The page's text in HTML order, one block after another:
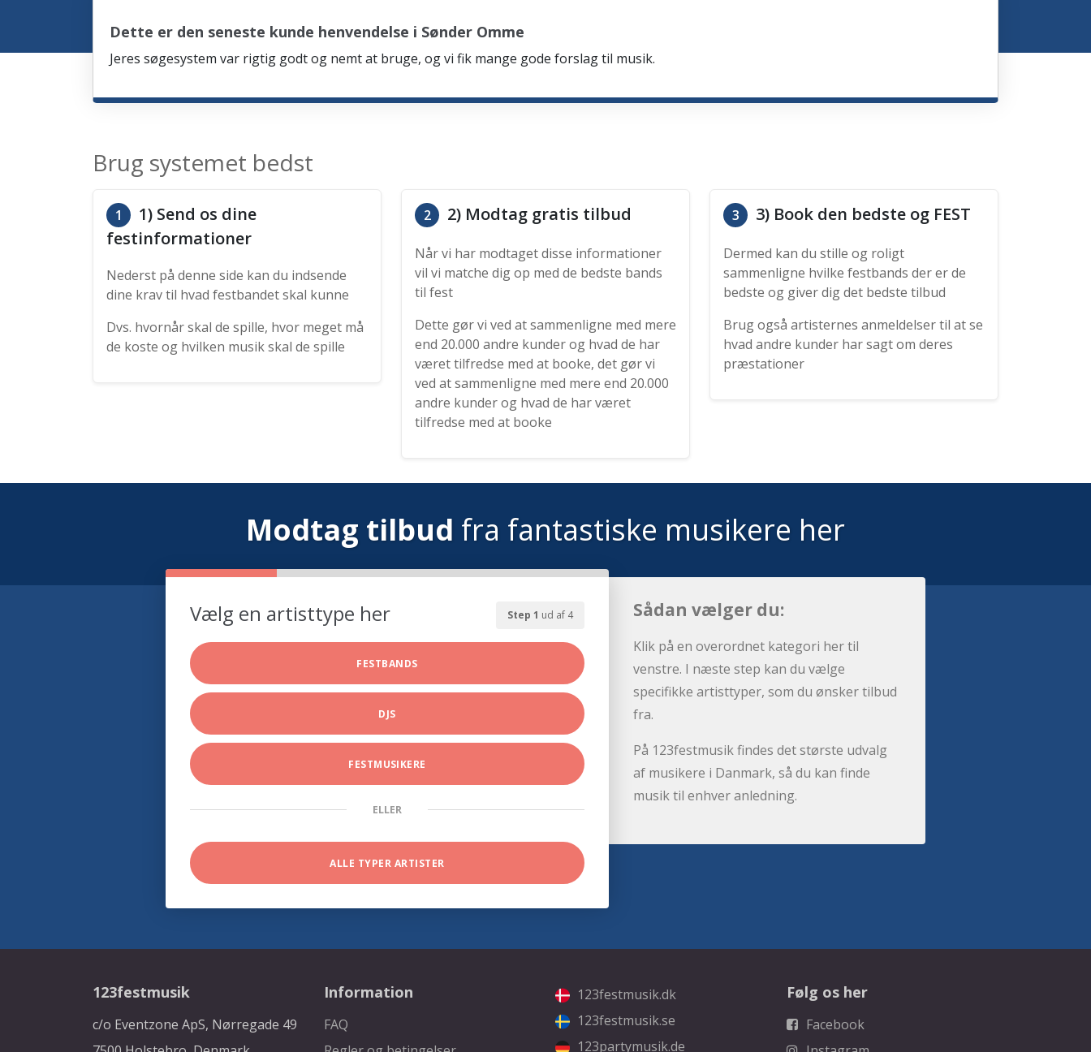
Dette er den seneste kunde henvendelse i Sønder Omme
Jeres søgesystem var rigtig godt og nemt at bruge, og vi fik mange gode forslag til musik.
Brug systemet bedst
1
1) Send os dine
festinformationer
Nederst på denne side kan du indsende
dine krav til hvad festbandet skal kunne
Dvs. hvornår skal de spille, hvor meget må
de koste og hvilken musik skal de spille
2 2) Modtag gratis tilbud
Når vi har modtaget disse informationer
vil vi matche dig op med de bedste bands
til fest
Dette gør vi ved at sammenligne med mere
end 20.000 andre kunder og hvad de har
været tilfredse med at booke, det gør vi
ved at sammenligne med mere end 20.000
andre kunder og hvad de har været
tilfredse med at booke
3 3) Book den bedste og FEST
Dermed kan du stille og roligt
sammenligne hvilke festbands der er de
bedste og giver dig det bedste tilbud
Brug også artisternes anmeldelser til at se
hvad andre kunder har sagt om deres
præstationer
Modtag tilbud fra fantastiske musikere her
Step 1 ud af 4
Vælg en artisttype her
FESTBANDS
DJS
FESTMUSIKERE
ELLER
ALLE TYPER ARTISTER
Sådan vælger du:
Klik på en overordnet kategori her til
venstre. I næste step kan du vælge
specifikke artisttyper, som du ønsker tilbud
fra.
På 123festmusik findes det største udvalg
af musikere i Danmark, så du kan finde
musik til enhver anledning.
123festmusik
c/o Eventzone ApS, Nørregade 49
Information
FAQ
123festmusik.dk
123festmusik.se
123partymusik.de
Følg os her
Facebook